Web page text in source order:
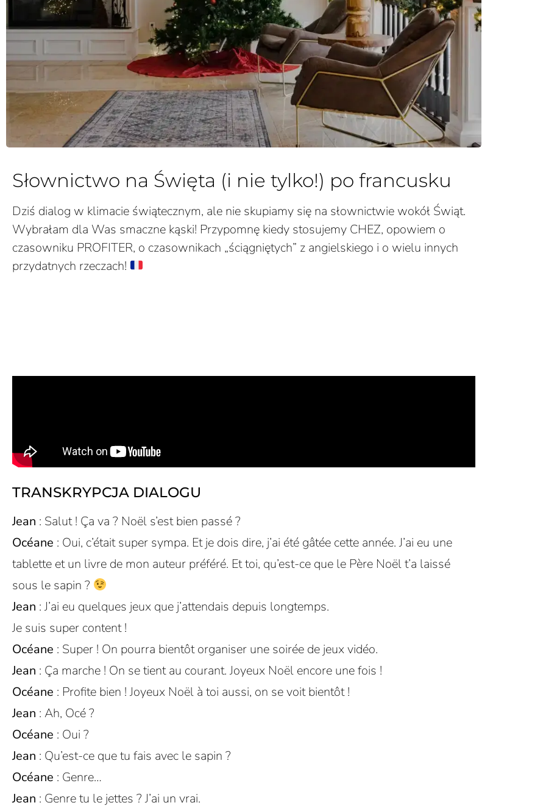
Słownictwo na Święta (i nie tylko!) po francusku
Dziś dialog w klimacie świątecznym, ale nie skupiamy się na słownictwie wokół Świąt.
Wybrałam dla Was smaczne kąski! Przypomnę kiedy stosujemy CHEZ, opowiem o
czasowniku PROFITER, o czasownikach „ściągniętych” z angielskiego i o wielu innych
przydatnych rzeczach!
TRANSKRYPCJA DIALOGU
Jean : Salut ! Ça va ? Noël s’est bien passé ?
Océane : Oui, c’était super sympa. Et je dois dire, j’ai été gâtée cette année. J’ai eu une
tablette et un livre de mon auteur préféré. Et toi, qu’est-ce que le Père Noël t’a laissé
sous le sapin ?
Jean : J’ai eu quelques jeux que j’attendais depuis longtemps.
Je suis super content !
Océane : Super ! On pourra bientôt organiser une soirée de jeux vidéo.
Jean : Ça marche ! On se tient au courant. Joyeux Noël encore une fois !
Océane : Profite bien ! Joyeux Noël à toi aussi, on se voit bientôt !
Jean : Ah, Océ ?
Océane : Oui ?
Jean : Qu’est-ce que tu fais avec le sapin ?
Océane : Genre…
Jean : Genre tu le jettes ? J’ai un vrai.